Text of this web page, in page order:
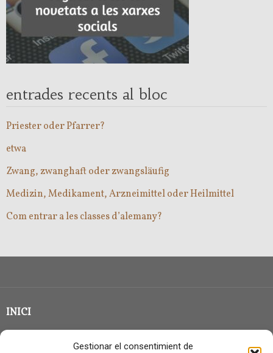
Gestionar el consentimient de
entrades recents al bloc
Priester oder Pfarrer?
etwa
Zwang, zwanghaft oder zwangsläufig
Medizin, Medikament, Arzneimittel oder Heilmittel
Com entrar a les classes d’alemany?
INICI
CLASSE EN GRUP